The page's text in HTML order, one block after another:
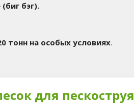
бэг).
тонн на особых условиях.
для пескоструя